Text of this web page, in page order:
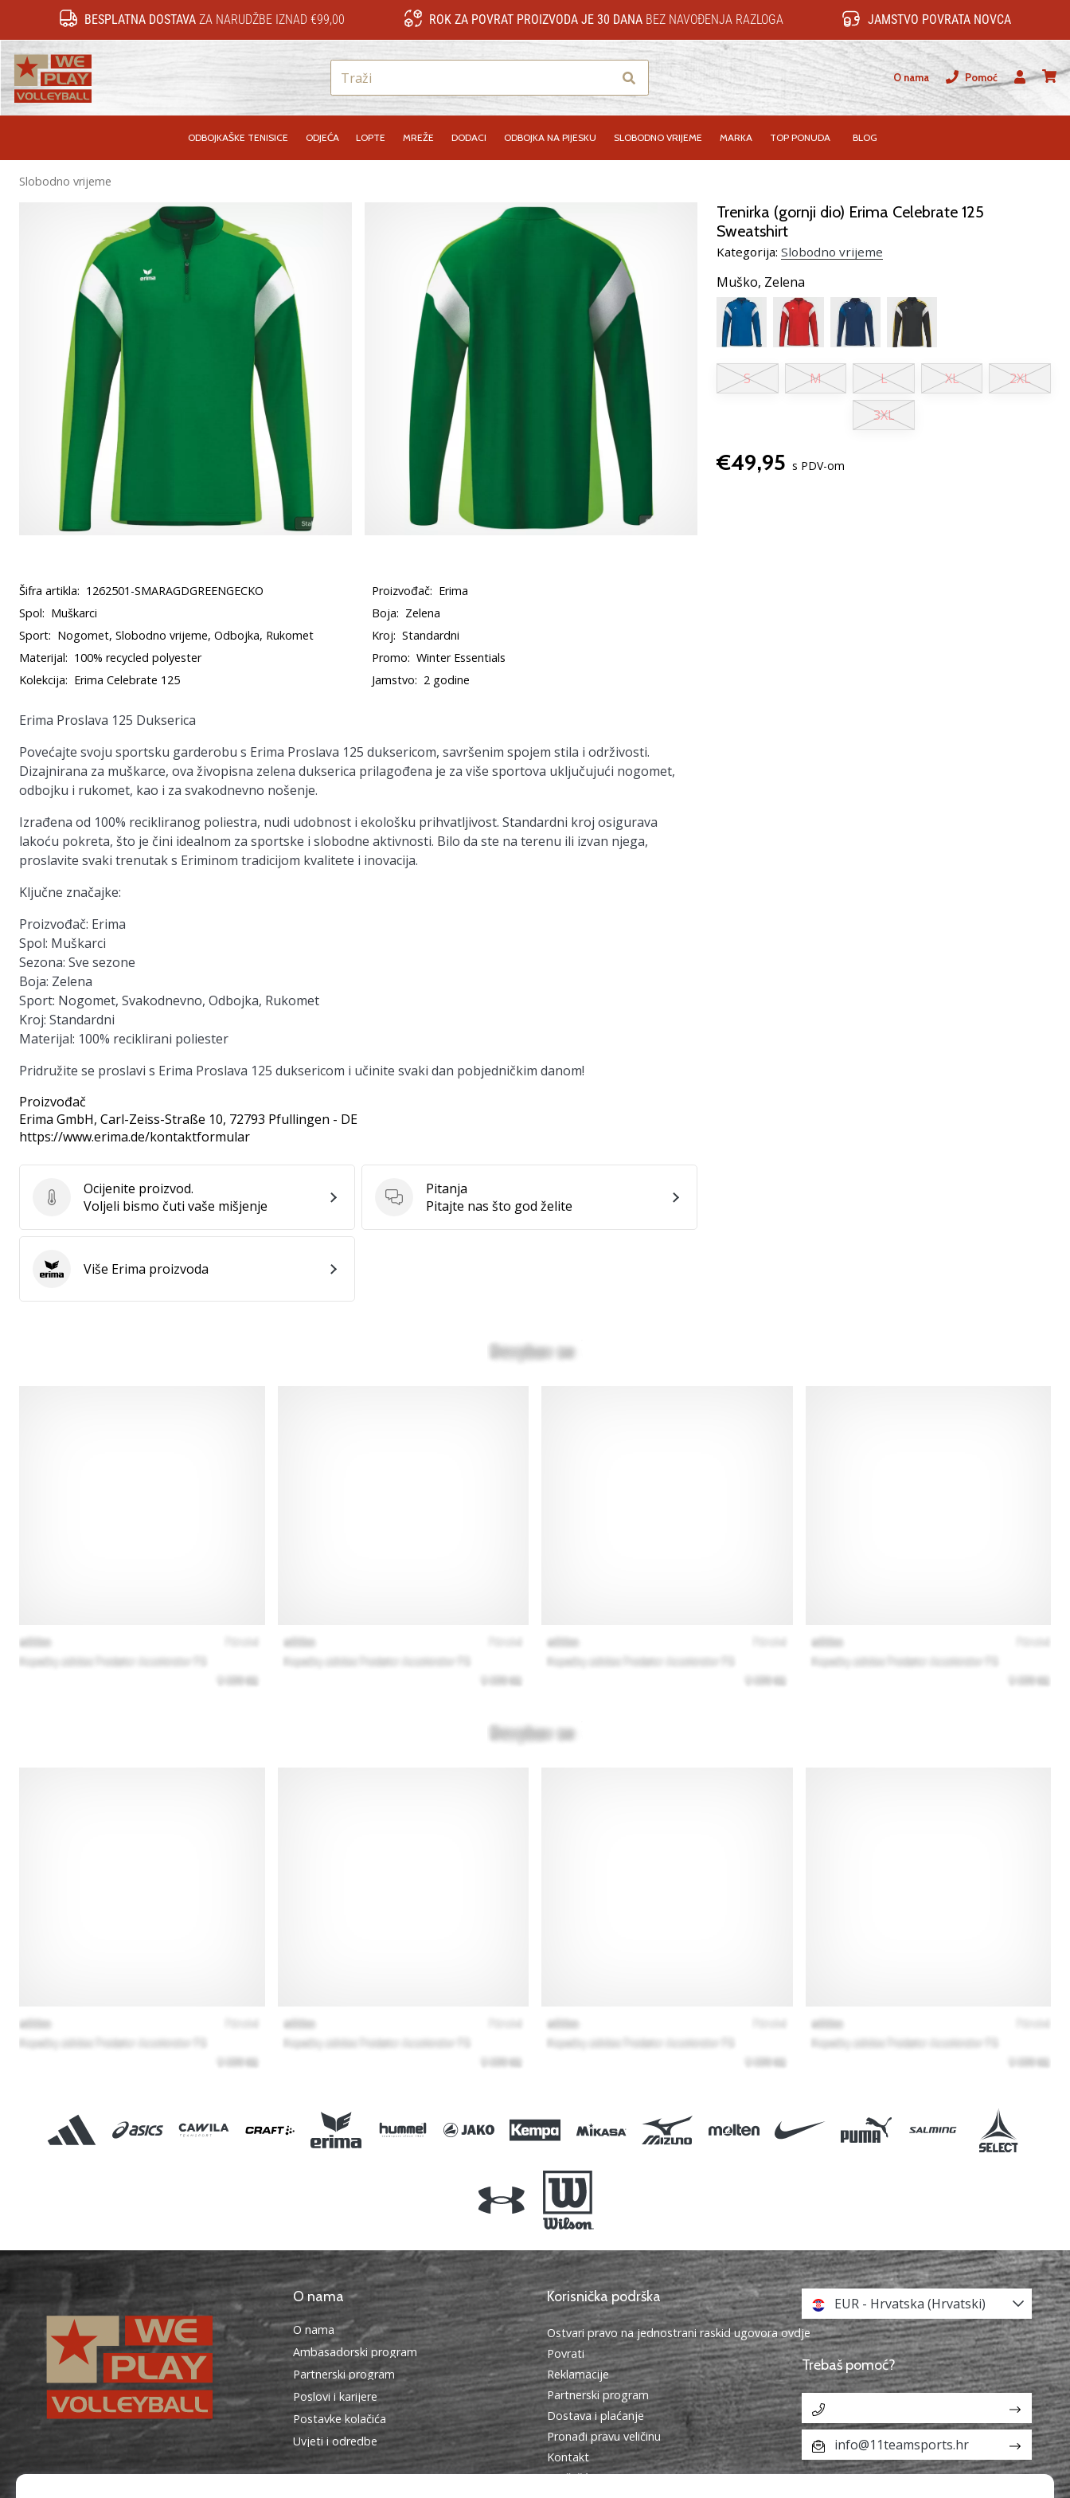
BESPLATNA DOSTAVAZA NARUDŽBE IZNAD €99,00 ROK ZA POVRAT PROIZVODA JE 30 DANABEZ NAVOĐENJA RAZLOGA JAMSTVO POVRATA NOVCA
O nama
Pomoć
Korisnik
ODBOJKAŠKE TENISICE ODJEĆA LOPTE MREŽE DODACI ODBOJKA NA PIJESKU SLOBODNO VRIJEME MARKA TOP PONUDA BLOG
Slobodno vrijeme
Trenirka (gornji dio) Erima Celebrate 125
Sweatshirt
Kategorija: Slobodno vrijeme
Muško, Zelena
S M L XL 2XL
3XL
€49,95 s PDV-om
Šifra artikla: 1262501-SMARAGDGREENGECKO Proizvođač: Erima
Spol: Muškarci Boja: Zelena
Sport: Nogomet, Slobodno vrijeme, Odbojka, Rukomet Kroj: Standardni
Materijal: 100% recycled polyester Promo: Winter Essentials
Kolekcija: Erima Celebrate 125 Jamstvo: 2 godine
Erima Proslava 125 Dukserica
Povećajte svoju sportsku garderobu s Erima Proslava 125 duksericom, savršenim spojem stila i održivosti.
Dizajnirana za muškarce, ova živopisna zelena dukserica prilagođena je za više sportova uključujući nogomet,
odbojku i rukomet, kao i za svakodnevno nošenje.
Izrađena od 100% recikliranog poliestra, nudi udobnost i ekološku prihvatljivost. Standardni kroj osigurava
lakoću pokreta, što je čini idealnom za sportske i slobodne aktivnosti. Bilo da ste na terenu ili izvan njega,
proslavite svaki trenutak s Eriminom tradicijom kvalitete i inovacija.
Ključne značajke:
Proizvođač: Erima
Spol: Muškarci
Sezona: Sve sezone
Boja: Zelena
Sport: Nogomet, Svakodnevno, Odbojka, Rukomet
Kroj: Standardni
Materijal: 100% reciklirani poliester
Pridružite se proslavi s Erima Proslava 125 duksericom i učinite svaki dan pobjedničkim danom!
Proizvođač
Erima GmbH, Carl-Zeiss-Straße 10, 72793 Pfullingen - DE
https://www.erima.de/kontaktformular
Ocijenite proizvod.
Ocijenite proizvod.
Voljeli bismo čuti vaše mišjenje
Pitanja
Pitanja
Pitajte nas što god želite
Erima Više Erima proizvoda
O nama
O nama
Ambasadorski program
Partnerski program
Poslovi i karijere
Postavke kolačića
Uvjeti i odredbe
Korisnička podrška
Ostvari pravo na jednostrani raskid ugovora ovdje
Povrati
Reklamacije
Partnerski program
Dostava i plaćanje
Pronađi pravu veličinu
Kontakt
Najčešća pitanja
EUR - Hrvatska (Hrvatski)
Trebaš pomoć?
info@11teamsports.hr